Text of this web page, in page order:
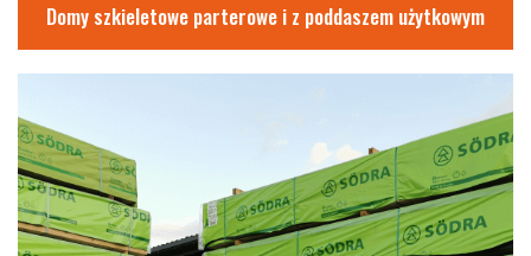
Domy szkieletowe parterowe i z poddaszem użytkowym